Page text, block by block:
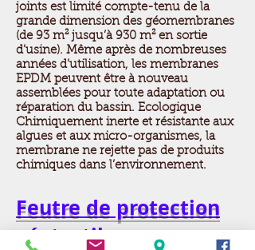
joints est limité compte-tenu de la
grande dimension des géomembranes
(de 93 m² jusqu’à 930 m² en sortie
d’usine). Même après de nombreuses
années d’utilisation, les membranes
EPDM peuvent être à nouveau
assemblées pour toute adaptation ou
réparation du bassin. Ecologique
Chimiquement inerte et résistante aux
algues et aux micro-organismes, la
membrane ne rejette pas de produits
chimiques dans l’environnement.
Feutre de protection
géotextile